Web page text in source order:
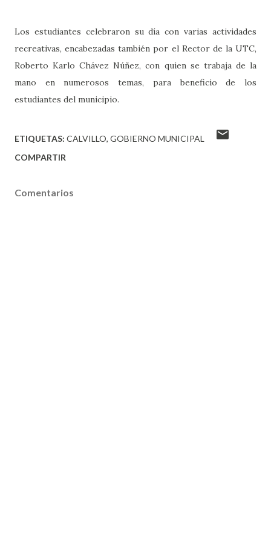
Los estudiantes celebraron su día con varias actividades
recreativas, encabezadas también por el Rector de la UTC,
Roberto Karlo Chávez Núñez, con quien se trabaja de la
mano en numerosos temas, para beneficio de los
estudiantes del municipio.
ETIQUETAS: CALVILLO GOBIERNO MUNICIPAL
COMPARTIR
Comentarios